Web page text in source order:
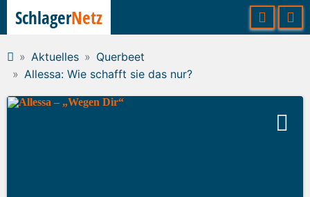
Aktuelles
Querbeet
Allessa: Wie schafft sie das nur?
SchlagerNetz